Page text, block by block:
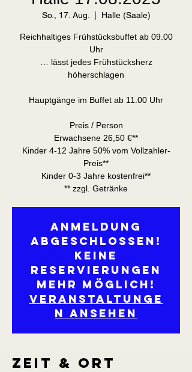
So., 17. Aug. Halle (Saale)
Reichhaltiges Frühstücksbuffet ab 09.00
Uhr
… lässt jedes Frühstücksherz
höherschlagen
Hauptgänge im Buffet ab 11.00 Uhr
Preis / Person
Erwachsene 26,50 €**
Kinder 4-12 Jahre 50% vom Vollzahler-
Preis**
Kinder 0-3 Jahre kostenfrei**
** zzgl. Getränke
Anmeldung
abgeschlossen!
Keine
Reservierungen
mehr möglich!
Veranstaltunge
n ansehen
Zeit & Ort